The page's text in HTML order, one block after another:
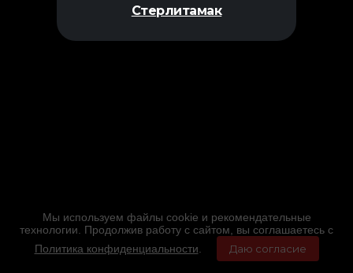
Стерлитамак
Мы используем файлы cookie и рекомендательные
технологии. Продолжив работу с сайтом, вы соглашаетесь с
Политика конфиденциальности
Даю согласие